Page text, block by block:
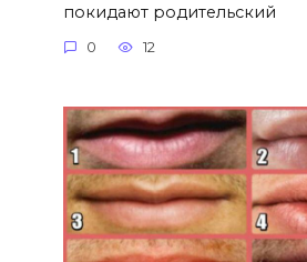
покидают родительский
0 12